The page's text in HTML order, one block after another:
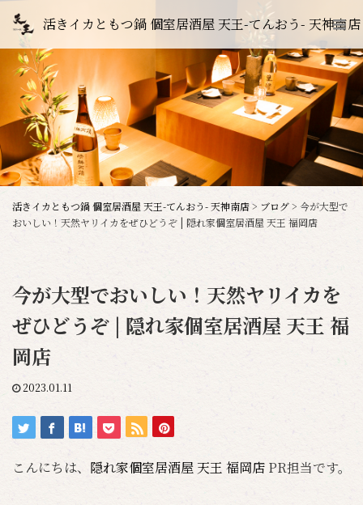
活きイカともつ鍋 個室居酒屋 天王-てんおう- 天神南店
活きイカともつ鍋 個室居酒屋 天王-てんおう- 天神南店> ブログ> 今が大型で
おいしい！天然ヤリイカをぜひどうぞ | 隠れ家個室居酒屋 天王 福岡店
今が大型でおいしい！天然ヤリイカを
ぜひどうぞ | 隠れ家個室居酒屋 天王 福
岡店
2023.01.11
こんにちは、 隠れ家個室居酒屋 天王 福岡店 PR担当です。